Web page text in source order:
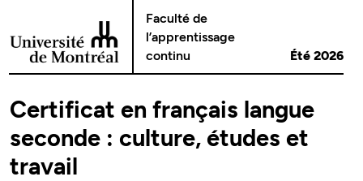
Faculté de
l’apprentissage
continu
Été 2026
Certificat en français langue
seconde : culture, études et
travail